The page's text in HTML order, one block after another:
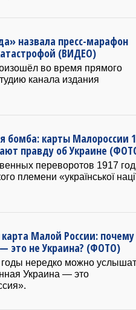
назвала пресс-марафон
(ВИДЕО)
во время прямого
канала издания
бомба: карты Малороссии
правду об Украине
переворотов 1917
племени «української
карта Малой России: почему
это не Украина? (ФОТО)
нередко можно
Украина — это